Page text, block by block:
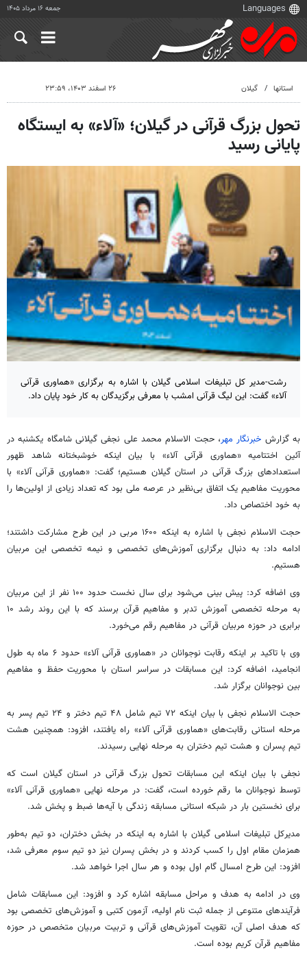
جمعه ۱۶ مرداد ۱۴۰۵
استانها گیلان ۲۶ اسفند ۱۴۰۳، ۲۳:۵۹
تحول بزرگ قرآنی در گیلان؛ «آلاء» به ایستگاه
پایانی رسید
رشت-مدیر کل تبلیغات اسلامی گیلان با اشاره به برگزاری «هماوری قرآنی
آلاء» گفت: این لیگ قرآنی امشب با معرفی برگزیدگان به کار خود پایان داد.
به گزارش خبرنگار مهر، حجت الاسلام محمد علی نجفی گیلانی شامگاه یکشنبه در
آئین اختتامیه «هماوری قرآنی آلاء» با بیان اینکه خوشبختانه شاهد ظهور
استعدادهای بزرگ قرآنی در استان گیلان هستیم؛ گفت: «هماوری قرآنی آلاء» با
محوریت مفاهیم یک اتفاق بی‌نظیر در عرصه ملی بود که تعداد زیادی از اولین‌ها را
به خود اختصاص داد.
حجت الاسلام نجفی با اشاره به اینکه ۱۶۰۰ مربی در این طرح مشارکت داشتند؛
ادامه داد: به دنبال برگزاری آموزش‌های تخصصی و نیمه تخصصی این مربیان
هستیم.
وی اضافه کرد: پیش بینی می‌شود برای سال نخست حدود ۱۰۰ نفر از این مربیان
به مرحله تخصصی آموزش تدبر و مفاهیم قرآن برسند که با این روند رشد ۱۰
برابری در حوزه مربیان قرآنی در مفاهیم رقم می‌خورد.
وی با تاکید بر اینکه رقابت نوجوانان در «هماوری قرآنی آلاء» حدود ۶ ماه به طول
انجامید، اضافه کرد: این مسابقات در سراسر استان با محوریت حفظ و مفاهیم
بین نوجوانان برگزار شد.
حجت الاسلام نجفی با بیان اینکه ۷۲ تیم شامل ۴۸ تیم دختر و ۲۴ تیم پسر به
مرحله استانی رقابت‌های «هماوری قرآنی آلاء» راه یافتند، افزود: همچنین هشت
تیم پسران و هشت تیم دختران به مرحله نهایی رسیدند.
نجفی با بیان اینکه این مسابقات تحول بزرگ قرآنی در استان گیلان است که
توسط نوجوانان ما رقم خورده است، گفت: در مرحله نهایی «هماوری قرآنی آلاء»
برای نخستین بار در شبکه استانی مسابقه زندگی با آیه‌ها ضبط و پخش شد.
مدیرکل تبلیغات اسلامی گیلان با اشاره به اینکه در بخش دختران، دو تیم به‌طور
همزمان مقام اول را کسب کردند و در بخش پسران نیز دو تیم سوم معرفی شد،
افزود: این طرح امسال گام اول بوده و هر سال اجرا خواهد شد.
وی در ادامه به هدف و مراحل مسابقه اشاره کرد و افزود: این مسابقات شامل
فرآیندهای متنوعی از جمله ثبت نام اولیه، آزمون کتبی و آموزش‌های تخصصی بود
که هدف اصلی آن، تقویت آموزش‌های قرآنی و تربیت مربیان متخصص در حوزه
مفاهیم قرآن کریم بوده است.